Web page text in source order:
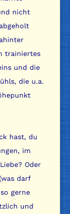
nicht
trainiertes
und die
die u.a.
hast, du
im
Oder
darf
gerne
und